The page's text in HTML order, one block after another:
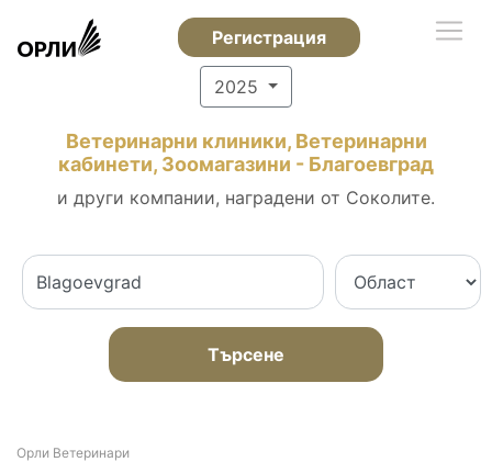
Регистрация
2025
Ветеринарни клиники, Ветеринарни
кабинети, Зоомагазини - Благоевград
и други компании, наградени от Соколите.
Търсене
Орли Ветеринари